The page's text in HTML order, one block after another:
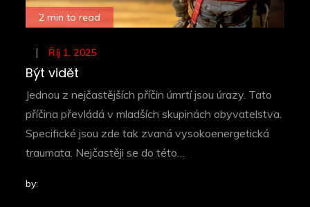
2 min to read
Posted
on
Říj 1, 2025
Být vidět
Jednou z nejčastějších příčin úmrtí jsou úrazy. Tato
příčina převládá v mladších skupinách obyvatelstva.
Specifické jsou zde tak zvaná vysokoenergetická
traumata. Nejčastěji se do této…
by: